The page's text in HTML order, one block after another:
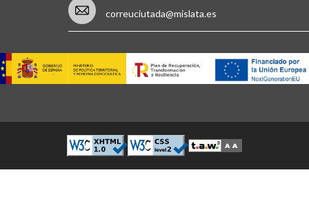
correuciutada@mislata.es